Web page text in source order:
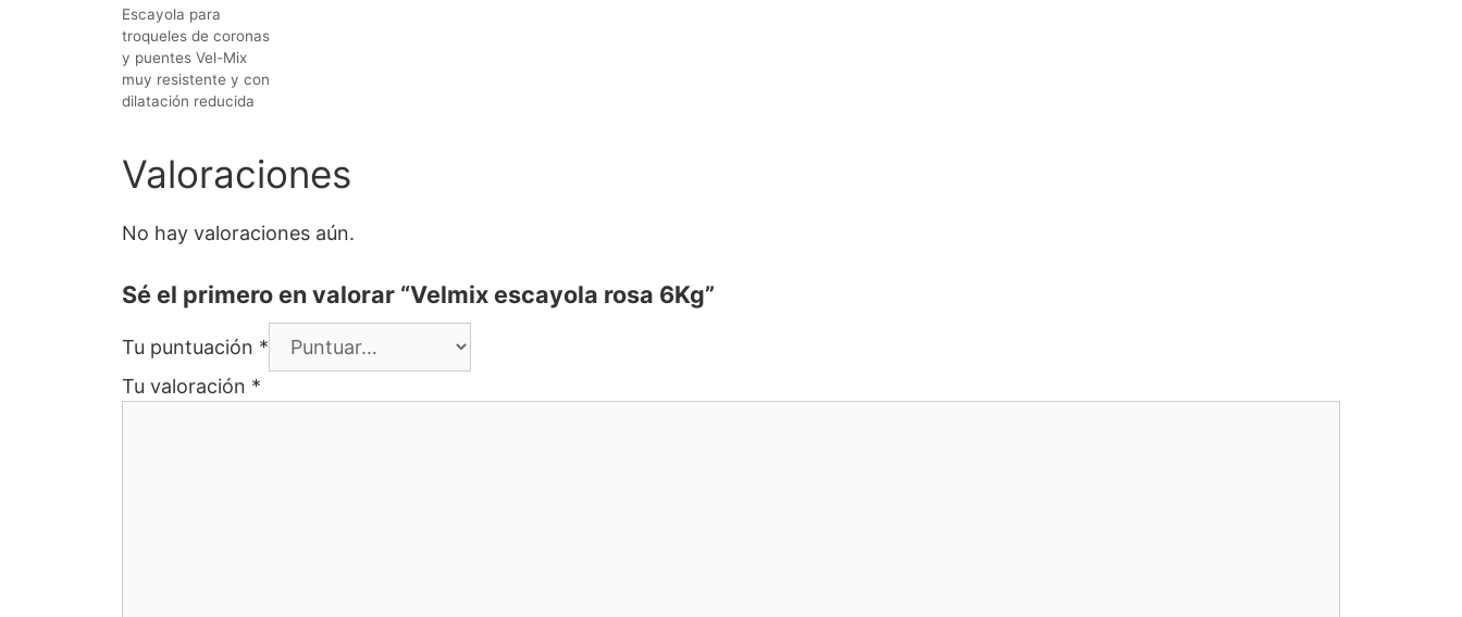
Escayola para
troqueles de coronas
y puentes Vel-Mix
muy resistente y con
dilatación reducida
Valoraciones
No hay valoraciones aún.
Sé el primero en valorar “Velmix escayola rosa 6Kg”
Tu puntuación *
Tu valoración *